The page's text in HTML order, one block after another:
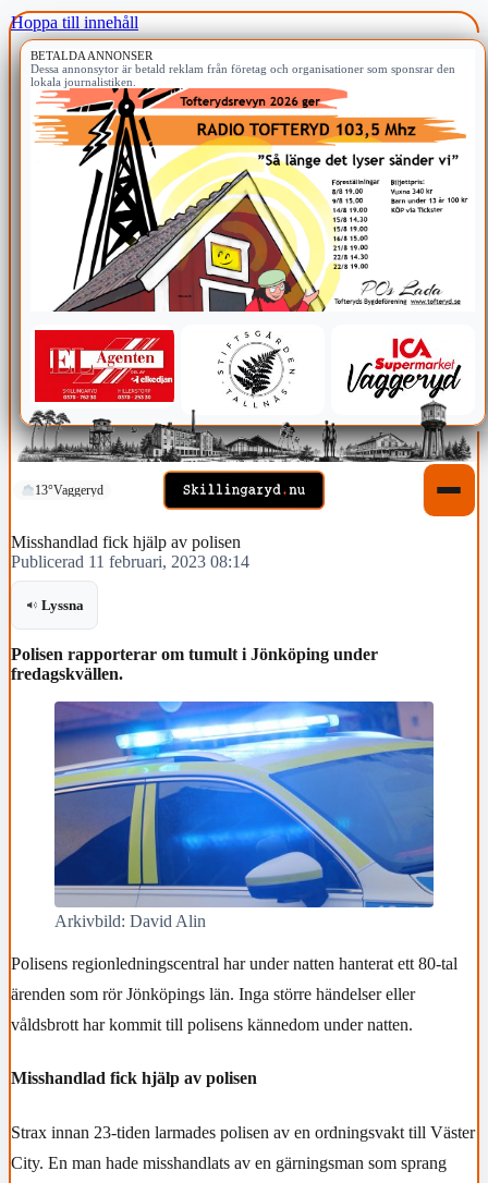
Hoppa till innehåll
BETALDA ANNONSER
Dessa annonsytor är betald reklam från företag och organisationer som sponsrar den
lokala journalistiken.
13°Vaggeryd
Misshandlad fick hjälp av polisen
Publicerad 11 februari, 2023 08:14
Lyssna
Polisen rapporterar om tumult i Jönköping under
fredagskvällen.
Arkivbild: David Alin
Polisens regionledningscentral har under natten hanterat ett 80-tal
ärenden som rör Jönköpings län. Inga större händelser eller
våldsbrott har kommit till polisens kännedom under natten.
Misshandlad fick hjälp av polisen
Strax innan 23-tiden larmades polisen av en ordningsvakt till Väster
City. En man hade misshandlats av en gärningsman som sprang